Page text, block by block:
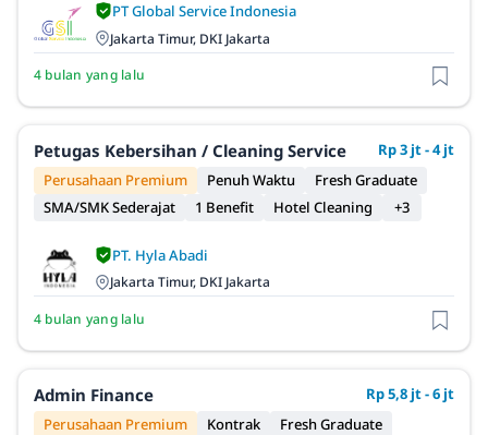
PT Global Service Indonesia
Jakarta Timur, DKI Jakarta
4 bulan yang lalu
Petugas Kebersihan / Cleaning Service
Rp 3 jt - 4 jt
Perusahaan Premium
Penuh Waktu
Fresh Graduate
SMA/SMK Sederajat
1 Benefit Hotel Cleaning +3
PT. Hyla Abadi
Jakarta Timur, DKI Jakarta
4 bulan yang lalu
Admin Finance
Rp 5,8 jt - 6 jt
Perusahaan Premium
Kontrak
Fresh Graduate